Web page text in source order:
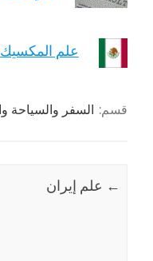
علم المكسيك
قسم: السفر والسياحة
← علم إيران